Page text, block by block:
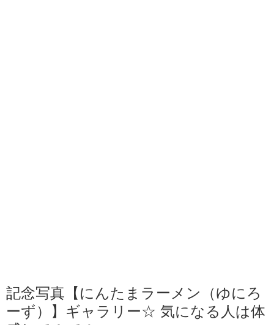
記念写真【にんたまラーメン（ゆにろ
ーず）】ギャラリー☆ 気になる人は体